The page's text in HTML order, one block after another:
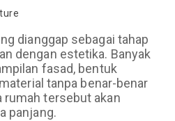
dianggap sebagai tahap
dengan estetika. Banyak
fasad, bentuk
tanpa benar-benar
rumah tersebut akan
panjang.